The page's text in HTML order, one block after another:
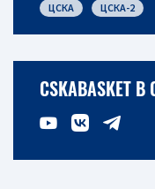
ЦСКА
ЦСКА-2